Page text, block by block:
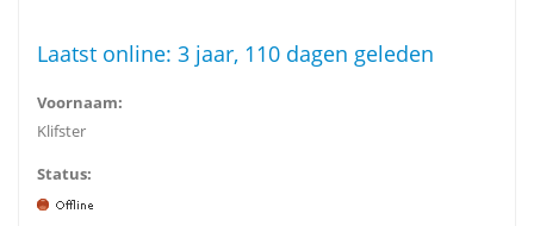
Laatst online: 3 jaar, 110 dagen geleden
Voornaam:
Klifster
Status: